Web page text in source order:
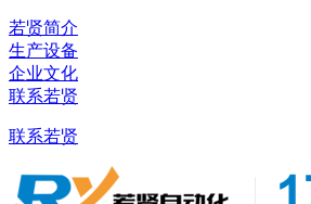
若贤简介
生产设备
企业文化
联系若贤
联系若贤